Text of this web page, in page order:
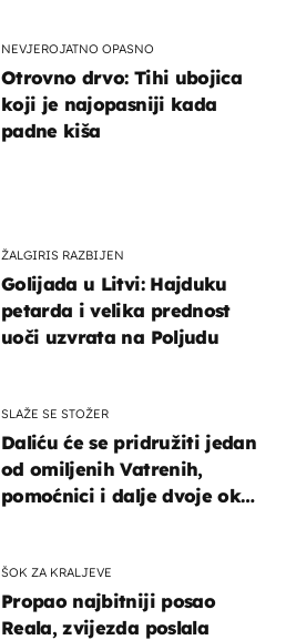
ŽALGIRIS RAZBIJEN
Golijada u Litvi: Hajduku
petarda i velika prednost
uoči uzvrata na Poljudu
SLAŽE SE STOŽER
Daliću će se pridružiti jedan
od omiljenih Vatrenih,
pomoćnici i dalje dvoje oko
ŠOK ZA KRALJEVE
Propao najbitniji posao
Reala, zvijezda poslala
NEVJEROJATNO OPASNO
Otrovno drvo: Tihi ubojica
koji je najopasniji kada
padne kiša